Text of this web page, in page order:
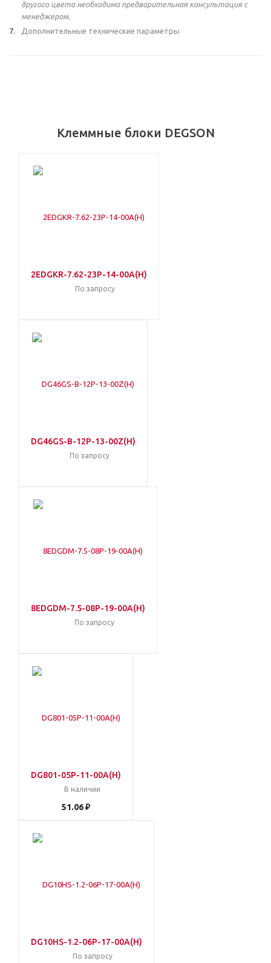
другого цвета необходима предварительная консультация с
менеджером.
Дополнительные технические параметры
Клеммные блоки DEGSON
2EDGKR-7.62-23P-14-00A(H)
По запросу
DG46GS-B-12P-13-00Z(H)
По запросу
8EDGDM-7.5-08P-19-00A(H)
По запросу
DG801-05P-11-00A(H)
В наличии
51.06 ₽
DG10HS-1.2-06P-17-00A(H)
По запросу